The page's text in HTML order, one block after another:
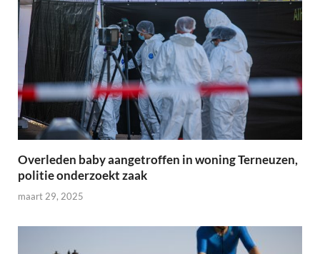
Overleden baby aangetroffen in woning Terneuzen,
politie onderzoekt zaak
maart 29, 2025